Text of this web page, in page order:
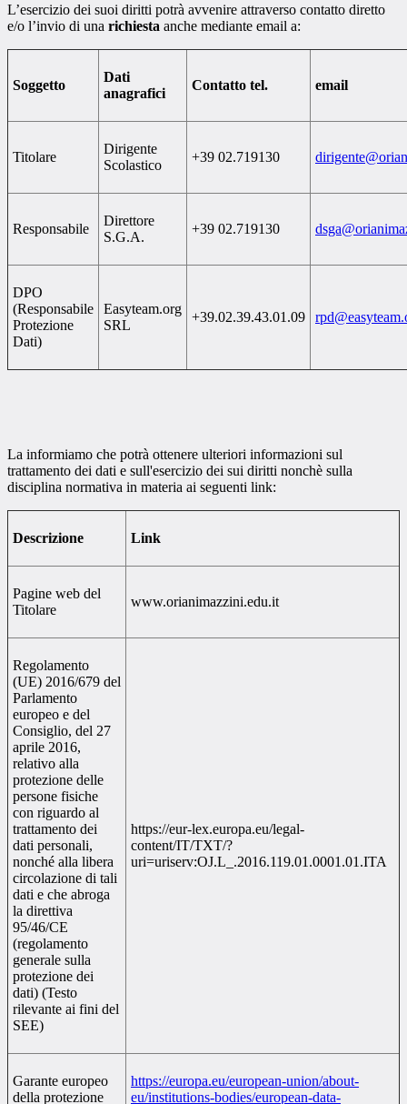
L’esercizio dei suoi diritti potrà avvenire attraverso contatto diretto
e/o l’invio di una richiesta anche mediante email a:
Soggetto
Dati
anagrafici
Contatto tel. email
Titolare
Dirigente
Scolastico
+39 02.719130
Responsabile
Direttore
S.G.A.
+39 02.719130
DPO
(Responsabile
Protezione
Dati)
Easyteam.org
SRL
+39.02.39.43.01.09
La informiamo che potrà ottenere ulteriori informazioni sul
trattamento dei dati e sull'esercizio dei sui diritti nonchè sulla
disciplina normativa in materia ai seguenti link:
Descrizione Link
Pagine web del
Titolare
www.orianimazzini.edu.it
Regolamento
(UE) 2016/679 del
Parlamento
europeo e del
Consiglio, del 27
aprile 2016,
relativo alla
protezione delle
persone fisiche
con riguardo al
trattamento dei
dati personali,
nonché alla libera
circolazione di tali
dati e che abroga
la direttiva
95/46/CE
(regolamento
generale sulla
protezione dei
dati) (Testo
rilevante ai fini del
SEE)
https://eur-lex.europa.eu/legal-
content/IT/TXT/?
uri=uriserv:OJ.L_.2016.119.01.0001.01.ITA
Garante europeo
della protezione
https://europa.eu/european-union/about-
eu/institutions-bodies/european-data-